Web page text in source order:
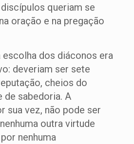
queriam se
oração e na pregação
escolha dos diáconos era
deveriam ser sete
cheios do
de sabedoria. A
sua vez, não pode ser
outra virtude
nenhuma